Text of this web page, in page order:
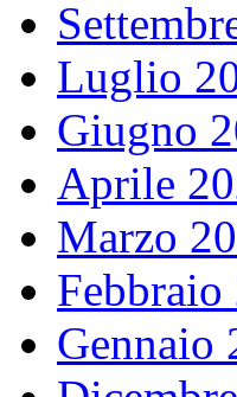
Luglio
Giugno
Aprile
Marzo
Febbraio
Gennaio